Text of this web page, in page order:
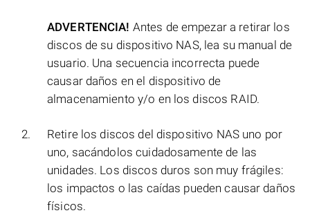
ADVERTENCIA! Antes de empezar a retirar los
discos de su dispositivo NAS, lea su manual de
usuario. Una secuencia incorrecta puede
causar daños en el dispositivo de
almacenamiento y/o en los discos RAID.
Retire los discos del dispositivo NAS uno por
uno, sacándolos cuidadosamente de las
unidades. Los discos duros son muy frágiles:
los impactos o las caídas pueden causar daños
físicos.